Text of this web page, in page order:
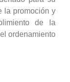
la promoción y
de la
ordenamiento